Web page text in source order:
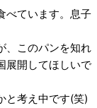
べています。息子
、このパンを知れ
展開してほしいで
と考え中です(笑)